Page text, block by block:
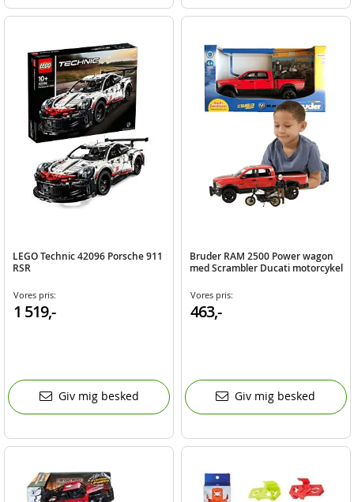
LEGO Technic 42096 Porsche 911
RSR
Vores pris:
1 519,-
Giv mig besked
Bruder RAM 2500 Power wagon
med Scrambler Ducati motorcykel
Vores pris:
463,-
Giv mig besked